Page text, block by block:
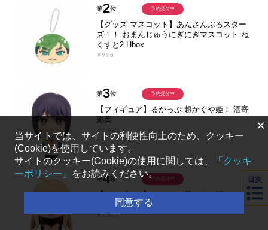
第2位
【グッズ-マスコット】あんさんぶるスター
ズ！！ おまんじゅうにぎにぎマスコット ね
くすと2 Hbox
￥770
予約受付中
第3位
【フィギュア】るかっぷ 超かぐや姫！ 酒寄
彩葉
予約受付中
第4位
【フィギュア】るかっぷ 超かぐや姫！ かぐ
￥3,927
予約受付中 目次
×
当サイトでは、サイトの利便性向上のため、クッキー
(Cookie)を使用しています。
サイトのクッキー(Cookie)の使用に関しては、
「クッキ
ーポリシー」
をお読みください。
同意する